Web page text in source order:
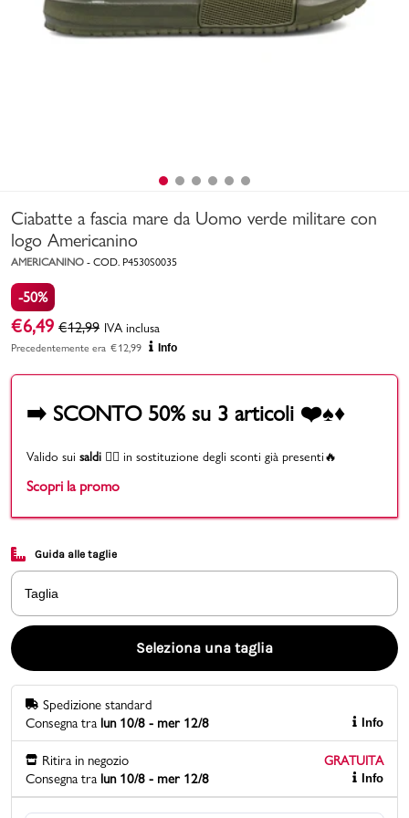
Uomo Bambino
Marchi
Carrello
Promo & News
negozi
pcard
Gift card
Ciabatte a fascia mare da Uomo verde militare con
logo Americanino
AMERICANINO - COD. P4530S0035
-50%
€6,49 €12,99 IVA inclusa
Precedentemente era €12,99 Info
➡️ SCONTO 50% su 3 articoli ❤️♠️♦️
Valido sui saldi 👉🏻 in sostituzione degli sconti già presenti🔥
Scopri la promo
Guida alle taglie
Taglia
Seleziona una taglia
Spedizione standard
Consegna tra lun 10/8 - mer 12/8 Info
Ritira in negozio
GRATUITA
Consegna tra lun 10/8 - mer 12/8 Info